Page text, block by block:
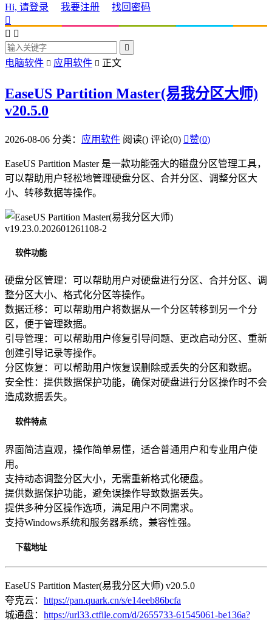
Hi, 请登录 我要注册
找回密码

 

电脑软件  应用软件  正文
EaseUS Partition Master(易我分区大师)
v20.5.0
2026-08-06 分类： 应用软件 阅读() 评论(0) 赞(0)
EaseUS Partition Master 是一款功能强大的磁盘分区管理工具，
可以帮助用户轻松地管理硬盘分区、合并分区、调整分区大
小、转移数据等操作。
软件功能
硬盘分区管理：可以帮助用户对硬盘进行分区、合并分区、调
整分区大小、格式化分区等操作。
数据迁移：可以帮助用户将数据从一个分区转移到另一个分
区，便于管理数据。
引导管理：可以帮助用户修复引导问题、更改启动分区、重新
创建引导记录等操作。
分区恢复：可以帮助用户恢复误删除或丢失的分区和数据。
安全性：提供数据保护功能，确保对硬盘进行分区操作时不会
造成数据丢失。
软件特点
界面简洁直观，操作简单易懂，适合普通用户和专业用户使
用。
支持动态调整分区大小，无需重新格式化硬盘。
提供数据保护功能，避免误操作导致数据丢失。
提供多种分区操作选项，满足用户不同需求。
支持Windows系统和服务器系统，兼容性强。
下载地址
EaseUS Partition Master(易我分区大师) v20.5.0
夸克云： https://pan.quark.cn/s/e14eeb86bcfa
城通盘： https://url33.ctfile.com/d/2655733-61545061-be136a?